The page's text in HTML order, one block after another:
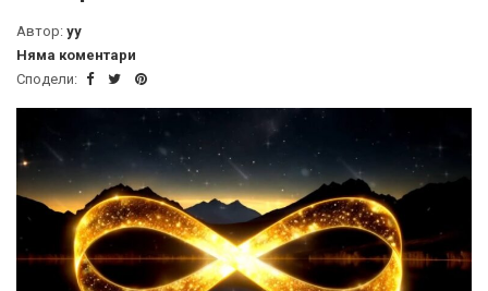
Автор: yy
Няма коментари
Сподели: